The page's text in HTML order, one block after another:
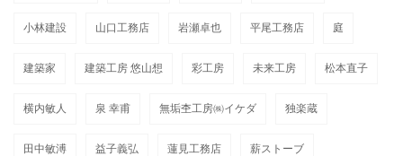
小林建設 山口工務店 岩瀬卓也 平尾工務店 庭
建築家 建築工房 悠山想 彩工房 未来工房 松本直子
横内敏人 泉 幸甫 無垢杢工房㈱イケダ 独楽蔵
田中敏溥 益子義弘 蓮見工務店 薪ストーブ